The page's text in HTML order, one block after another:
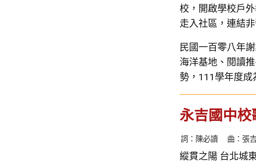
校，開啟學校戶
走入社區，連結
民國一百零八年
海洋基地、閱讀
勢，111學年度成
永吉國中校
詞：陳必讀 曲：張
縱貫之陽 台北城